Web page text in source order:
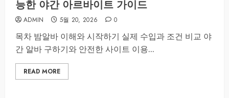
능한 야간 아르바이트 가이드
ADMIN 5월 20, 2026 0
목차 밤알바 이해와 시작하기 실제 수입과 조건 비교 야
간 알바 구하기와 안전한 사이트 이용...
READ MORE